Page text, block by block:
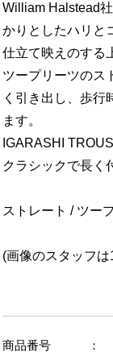
William Halstead
かりとしたハリと
仕立て映えのする
ツープリーツのス
く引き出し、歩行
ます。
IGARASHI
クラシックで長く
ストレート / ツー
(画像のスタッフ
商品番号 ：